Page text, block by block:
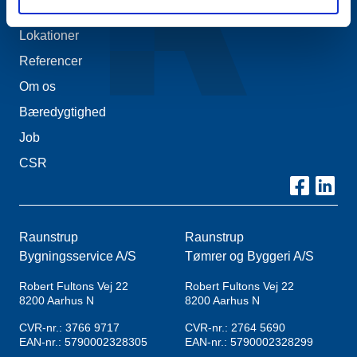
Kontakt
Lokationer
Referencer
Om os
Bæredygtighed
Job
CSR
Raunstrup
Bygningsservice A/S
Robert Fultons Vej 22
8200Aarhus N
CVR-nr.: 3766 9717
EAN-nr.: 5790002328305
Raunstrup
Tømrer og Byggeri A/S
Robert Fultons Vej 22
8200Aarhus N
CVR-nr.: 2764 5690
EAN-nr.: 5790002328299